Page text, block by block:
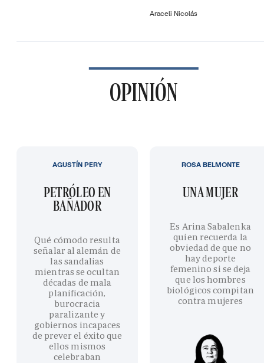
Araceli Nicolás
OPINIÓN
PETRÓLEO EN
BAÑADOR
Qué cómodo resulta
señalar al alemán de
las sandalias
mientras se ocultan
décadas de mala
planificación,
burocracia
paralizante y
gobiernos incapaces
de prever el éxito que
ellos mismos
celebraban
AGUSTÍN PERY
UNA MUJER
Es Arina Sabalenka
quien recuerda la
obviedad de que no
hay deporte
femenino si se deja
que los hombres
biológicos compitan
contra mujeres
ROSA BELMONTE